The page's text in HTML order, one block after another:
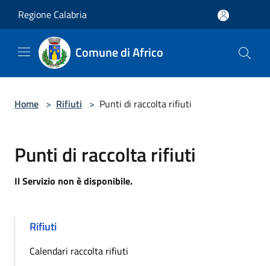
Regione Calabria
Comune di Africo
Home > Rifiuti > Punti di raccolta rifiuti
Punti di raccolta rifiuti
Il Servizio non è disponibile.
Rifiuti
Calendari raccolta rifiuti